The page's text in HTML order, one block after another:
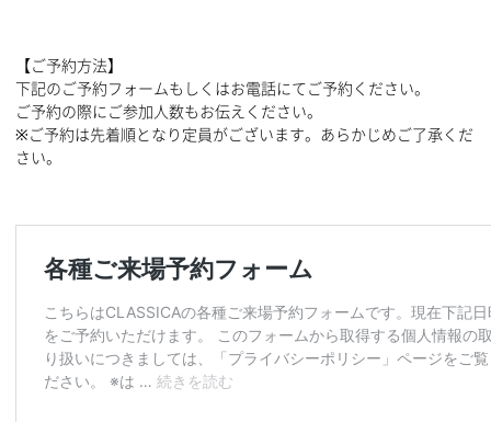
【ご予約方法】
下記のご予約フォームもしくはお電話にてご予約ください。
ご予約の際にご参加人数もお伝えください。
※ご予約は先着順となり定員がございます。あらかじめご了承くだ
さい。